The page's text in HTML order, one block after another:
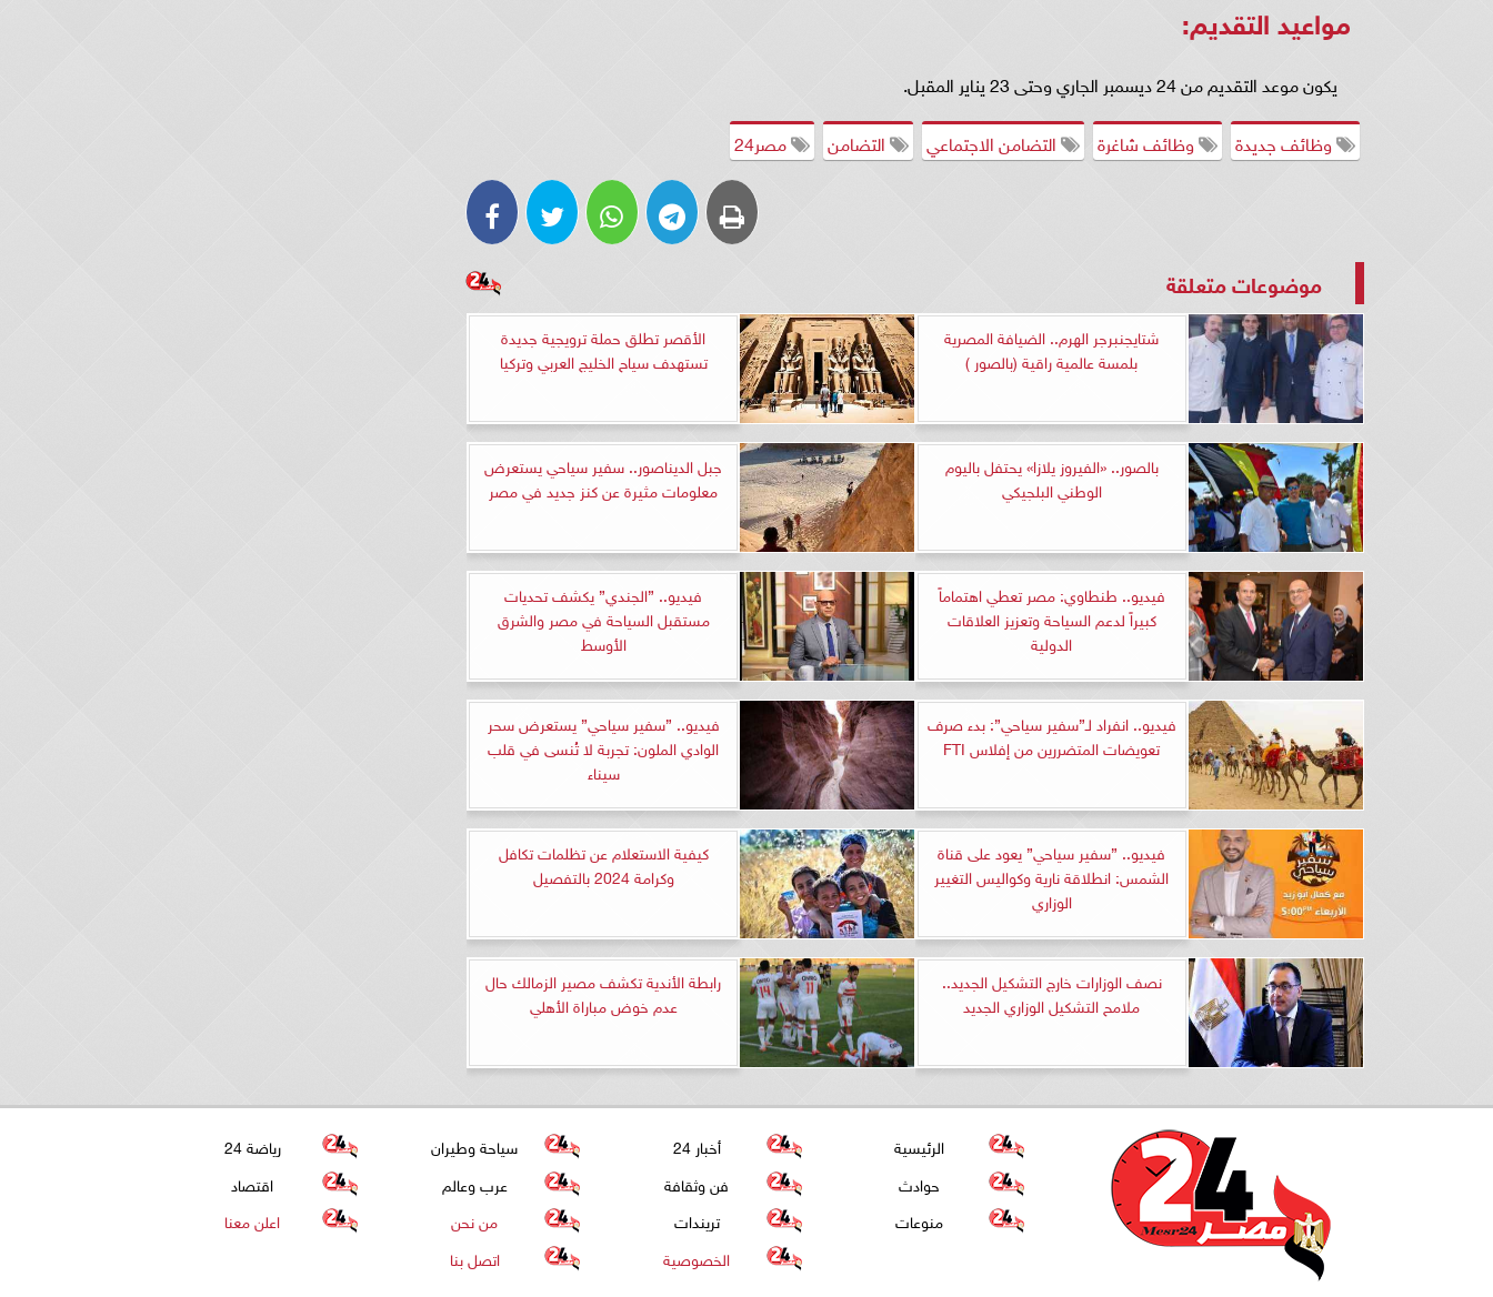
مواعيد التقديم:
يكون موعد التقديم من 24 ديسمبر الجاري وحتى 23 يناير المقبل.
وظائف جديدة
وظائف شاغرة التضامن الاجتماعي التضامن مصر24
موضوعات متعلقة
شتايجنبرجر الهرم.. الضيافة المصرية
بلمسة عالمية راقية (بالصور )
الأقصر تطلق حملة ترويجية جديدة
تستهدف سياح الخليج العربي وتركيا
بالصور.. «الفيروز يلازا» يحتفل باليوم
الوطني البلجيكي
جبل الديناصور.. سفير سياحي يستعرض
معلومات مثيرة عن كنز جديد في مصر
فيديو.. طنطاوي: مصر تعطي اهتماماً
كبيراً لدعم السياحة وتعزيز العلاقات
الدولية
فيديو.. ”الجندي” يكشف تحديات
مستقبل السياحة في مصر والشرق
الأوسط
فيديو.. انفراد لـ”سفير سياحي”: بدء صرف
تعويضات المتضررين من إفلاس FTI
فيديو.. ”سفير سياحي” يستعرض سحر
الوادي الملون: تجربة لا تُنسى في قلب
سيناء
فيديو.. ”سفير سياحي” يعود على قناة
الشمس: انطلاقة نارية وكواليس التغيير
الوزاري
كيفية الاستعلام عن تظلمات تكافل
وكرامة 2024 بالتفصيل
نصف الوزارات خارج التشكيل الجديد..
ملامح التشكيل الوزاري الجديد
رابطة الأندية تكشف مصير الزمالك حال
عدم خوض مباراة الأهلي
الرئيسية أخبار 24 سياحة وطيران
رياضة 24
حوادث
فن وثقافة عرب وعالم
اقتصاد
منوعات
تريندات من نحن
اعلن معنا
الخصوصية
اتصل بنا